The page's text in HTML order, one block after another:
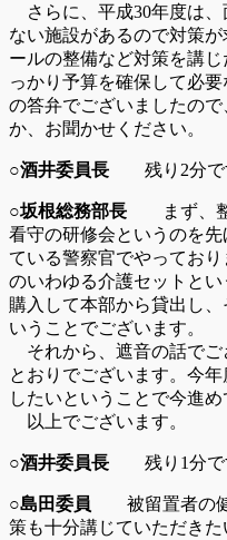
さらに、平成30年度は、
ない施設があるので対策
ールの整備など対策を講
っかり予算を確保して必
の答弁でございましたの
か、お聞かせください。
○酒井委員長 残り2分で
○坂根総務部長 まず、整
看守の研修会というのを
ている警察官でやってお
のいわゆる介護セットと
購入して本部から貸出し
いうことでございます。
それから、遮音の話でご
とおりでございます。今
したいということで今進め
以上でございます。
○酒井委員長 残り1分で
○島田委員 被留置者の健
策も十分講じていただき